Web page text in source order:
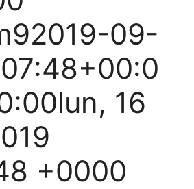
09-
16
+0000